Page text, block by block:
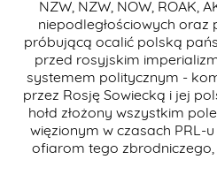
NZW, NZW, NOW, ROAK,
niepodległościowych oraz
próbującą ocalić polską
przed rosyjskim
systemem politycznym -
przez Rosję Sowiecką i jej
hołd złożony wszystkim
więzionym w czasach PRL-
ofiarom tego